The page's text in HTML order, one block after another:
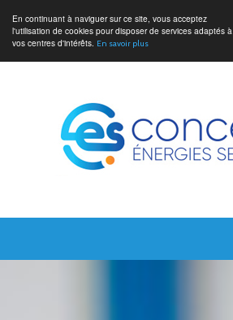
En continuant à naviguer sur ce site, vous acceptez
l'utilisation de cookies pour disposer de services adaptés à
vos centres d'intérêts. En savoir plus